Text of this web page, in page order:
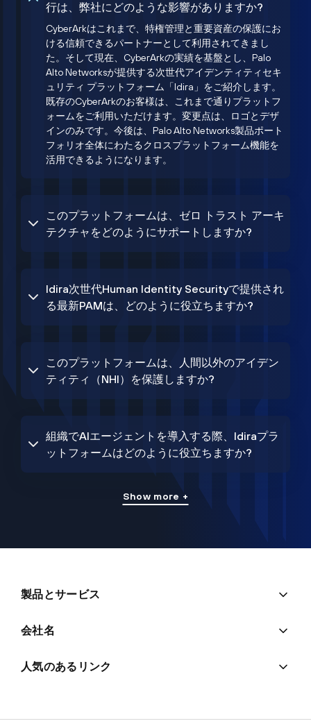
行は、弊社にどのような影響がありますか?
CyberArkはこれまで、特権管理と重要資産の保護にお
ける信頼できるパートナーとして利用されてきまし
た。そして現在、CyberArkの実績を基盤とし、Palo
Alto Networksが提供する次世代アイデンティティセキ
ュリティ プラットフォーム「Idira」をご紹介します。
既存のCyberArkのお客様は、これまで通りプラットフ
ォームをご利用いただけます。変更点は、ロゴとデザ
インのみです。今後は、Palo Alto Networks製品ポート
フォリオ全体にわたるクロスプラットフォーム機能を
活用できるようになります。
このプラットフォームは、ゼロ トラスト アーキ
テクチャをどのようにサポートしますか?
Idira次世代Human Identity Securityで提供され
る最新PAMは、どのように役立ちますか?
このプラットフォームは、人間以外のアイデン
ティティ（NHI）を保護しますか?
組織でAIエージェントを導入する際、Idiraプラ
ットフォームはどのように役立ちますか?
Show more +
製品とサービス
会社名
人気のあるリンク